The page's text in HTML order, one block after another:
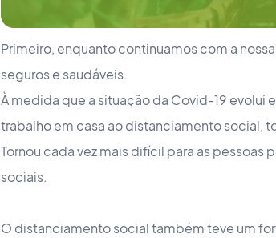
Primeiro, enquanto continuamos com a
seguros e saudáveis.
À medida que a situação da Covid-19 evolui
trabalho em casa ao distanciamento social,
Tornou cada vez mais difícil para as
sociais.
O distanciamento social também teve um